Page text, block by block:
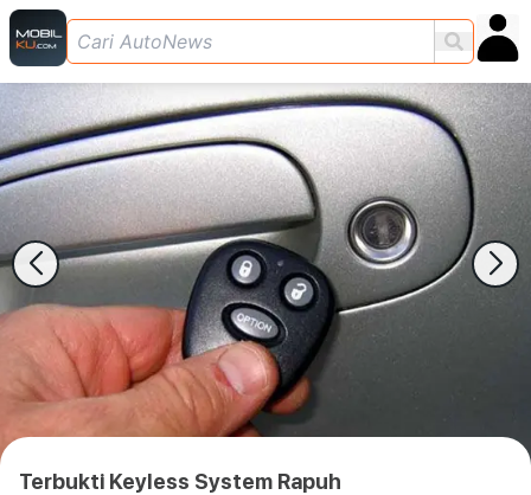
Terbukti Keyless System Rapuh